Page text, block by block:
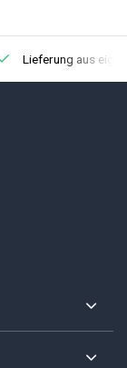
Lieferung aus